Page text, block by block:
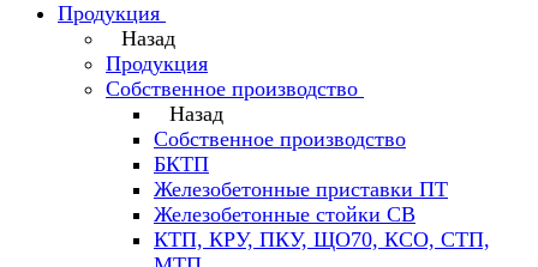
Продукция
Назад
Продукция
Собственное производство
Назад
Собственное производство
БКТП
Железобетонные приставки ПТ
Железобетонные стойки СВ
КТП, КРУ, ПКУ, ЩО70, КСО, СТП,